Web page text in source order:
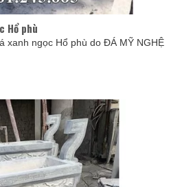
Hổ phù
xanh ngọc Hổ phù do ĐÁ MỸ NGHỆ